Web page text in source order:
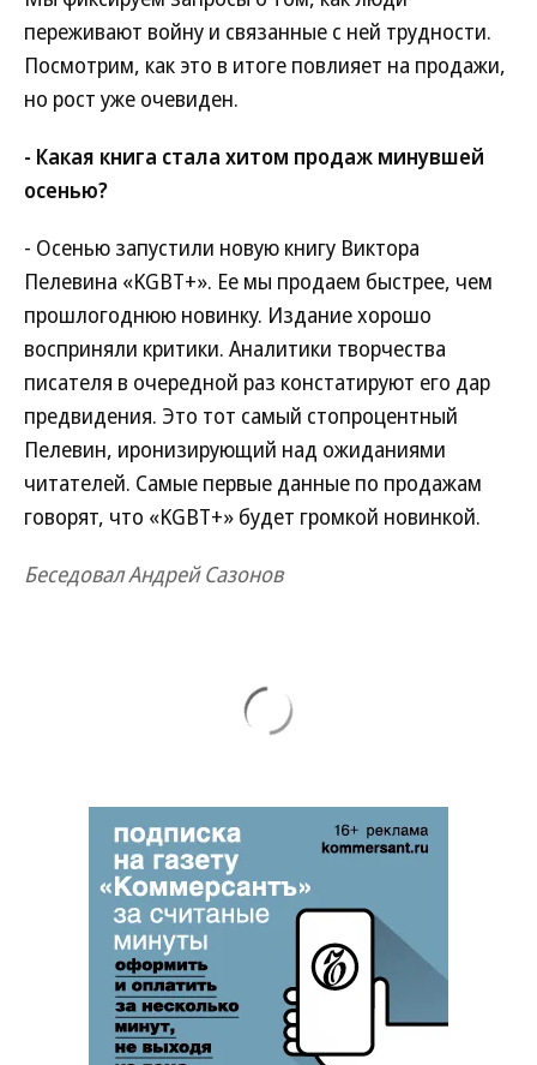
переживают войну и связанные с ней трудности.
Посмотрим, как это в итоге повлияет на продажи,
но рост уже очевиден.
- Какая книга стала хитом продаж минувшей
осенью?
- Осенью запустили новую книгу Виктора
Пелевина «KGBT+». Ее мы продаем быстрее, чем
прошлогоднюю новинку. Издание хорошо
восприняли критики. Аналитики творчества
писателя в очередной раз констатируют его дар
предвидения. Это тот самый стопроцентный
Пелевин, иронизирующий над ожиданиями
читателей. Самые первые данные по продажам
говорят, что «KGBT+» будет громкой новинкой.
Беседовал Андрей Сазонов